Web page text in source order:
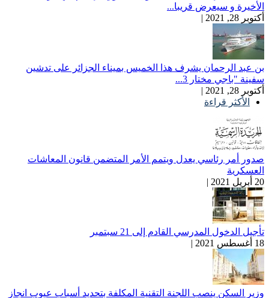
الأخيرة و سيعرض قريبا...
أكتوبر 28, 2021 |
بن عبد الرحمان يشرف هذا الخميس بميناء الجزائر على تدشين
سفينة "باجي مختار 3...
أكتوبر 28, 2021 |
الأكثر قراءة
صدور أمر رئاسي يعدل ويتمم الأمر المتضمن قانون المعاشات
العسكرية
20 أبريل 2021 |
تأجيل الدخول المدرسي القادم إلى 21 سبتمبر
18 أغسطس 2021 |
وزير السكن ينصب اللجنة التقنية المكلفة بتحديد أسباب عيوب انجاز